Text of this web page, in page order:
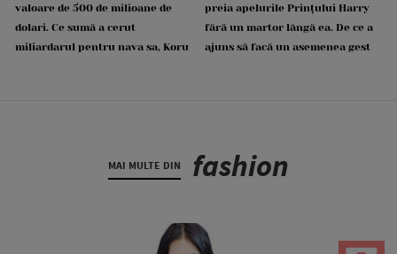
valoare de 500 de milioane de
dolari. Ce sumă a cerut
miliardarul pentru nava sa, Koru
preia apelurile Prințului Harry
fără un martor lângă ea. De ce a
ajuns să facă un asemenea gest
MAI MULTE DIN fashion